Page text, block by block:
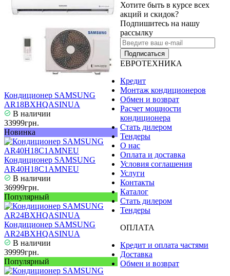
Кондиционер SAMSUNG
AR18BXHQASINUA
В наличии
33999грн.
Новинка
Кондиционер SAMSUNG
AR40H18C1AMNEU
В наличии
36999грн.
Популярный
Кондиционер SAMSUNG
AR24BXHQASINUA
В наличии
39999грн.
Популярный
Хотите быть в курсе всех
акций и скидок?
Подпишитесь на нашу
рассылку
Подписаться
ЕВРОТЕХНИКА
Кредит
Монтаж кондиционеров
Обмен и возврат
Расчет мощности
кондиционера
Стать дилером
Тендеры
О нас
Оплата и доставка
Условия соглашения
Услуги
Контакты
Каталог
Стать дилером
Тендеры
ОПЛАТА
Кредит и оплата частями
Доставка
Обмен и возврат